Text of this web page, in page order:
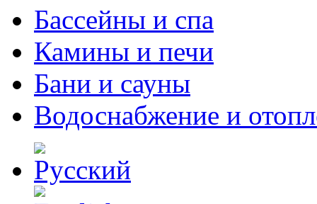
Бассейны и спа
Камины и печи
Бани и сауны
Водоснабжение и